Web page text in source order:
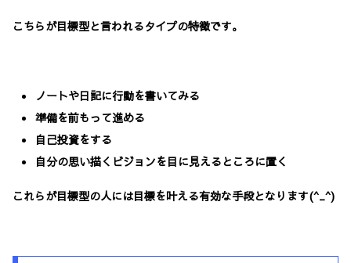
こちらが目標型と言われるタイプの特徴です。
ノートや日記に行動を書いてみる
準備を前もって進める
自己投資をする
自分の思い描くビジョンを目に見えるところに置く
これらが目標型の人には目標を叶える有効な手段となります(^_^)